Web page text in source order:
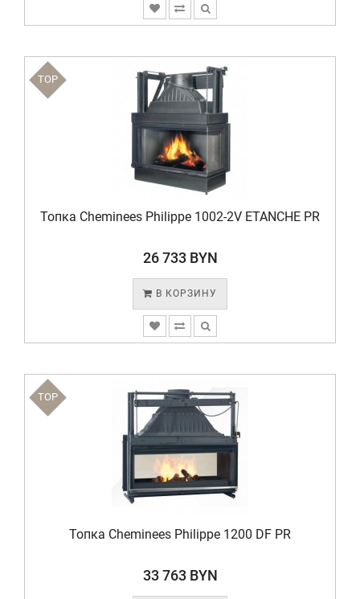
TOP
Топка Cheminees Philippe 1002-2V ETANCHE PR
26 733 BYN
В КОРЗИНУ
TOP
Топка Cheminees Philippe 1200 DF PR
33 763 BYN